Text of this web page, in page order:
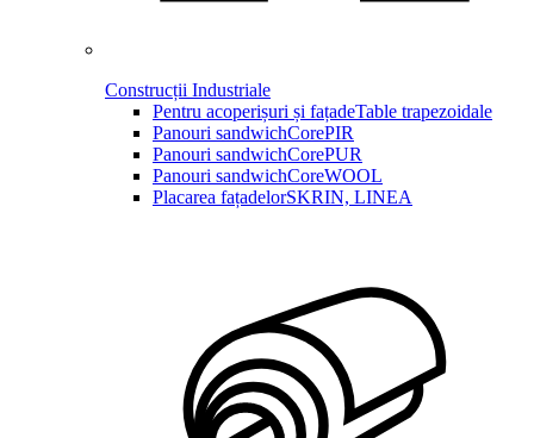
Construcții Industriale
Pentru acoperișuri și fațadeTable trapezoidale
Panouri sandwichCorePIR
Panouri sandwichCorePUR
Panouri sandwichCoreWOOL
Placarea fațadelorSKRIN, LINEA